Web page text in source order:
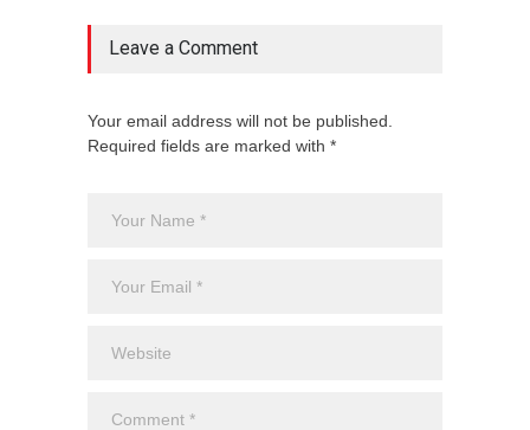
Leave a Comment
Your email address will not be published.
Required fields are marked with *